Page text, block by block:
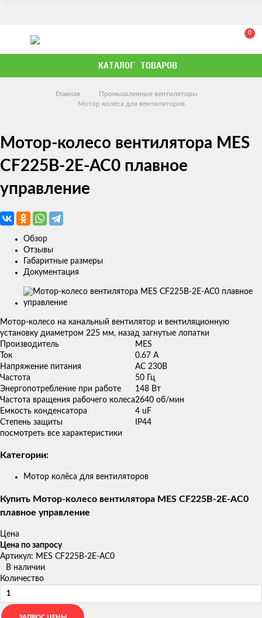
0
КАТАЛОГ ТОВАРОВ
Главная
Промышленные вентиляторы
Мотор колёса для вентиляторов
Мотор-колесо вентилятора MES
CF225B-2E-AC0 плавное
управление
Обзор
Отзывы
Габаритные размеры
Документация
Изображения
товаров
Мотор-колесо на канальный вентилятор и вентиляционную
установку диаметром 225 мм, назад загнутые лопатки
Производитель
MES
Ток
0.67 A
Напряжение питания
AC 230В
Частота
50 Гц
Энергопотребление при работе
148 Вт
Частота вращения рабочего колеса2640 об/мин
Емкость конденсатора
4 uF
Степень защиты
IP44
посмотреть все характеристики
Категории:
Мотор колёса для вентиляторов
Купить Мотор-колесо вентилятора MES CF225B-2E-AC0
плавное управление
Цена
Цена по запросу
Артикул: MES CF225B-2E-AC0
В наличии
Количество